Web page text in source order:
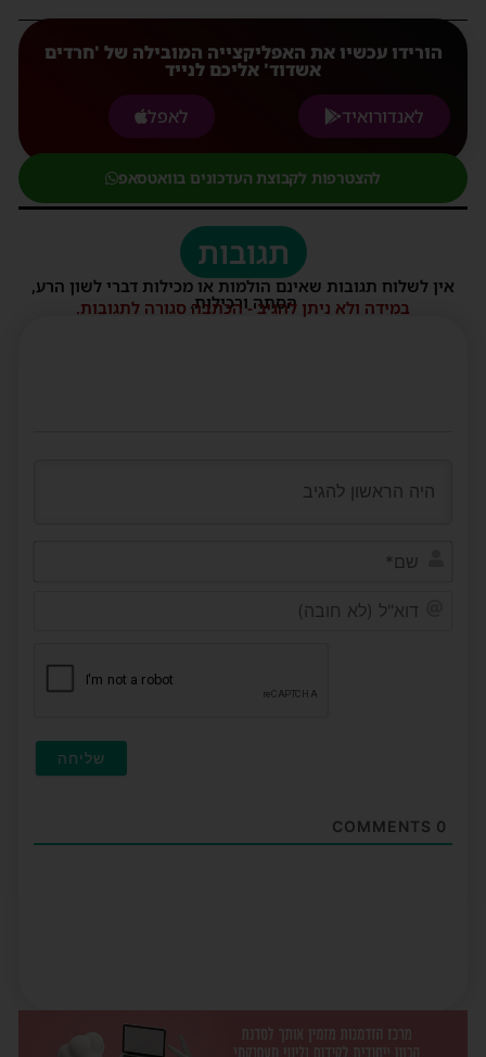
הורידו עכשיו את האפליקצייה המובילה של 'חרדים
אשדוד' אליכם לנייד
לאנדורואיד
לאפל
להצטרפות לקבוצת העדכונים בוואטסאפ
תגובות
אין לשלוח תגובות שאינם הולמות או מכילות דברי לשון הרע,
הסתה ורכילות.
במידה ולא ניתן להגיב - הכתבה סגורה לתגובות.
0